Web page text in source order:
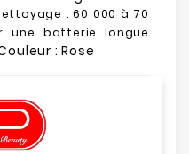
: 60 000 à 70
une batterie longue
: Rose